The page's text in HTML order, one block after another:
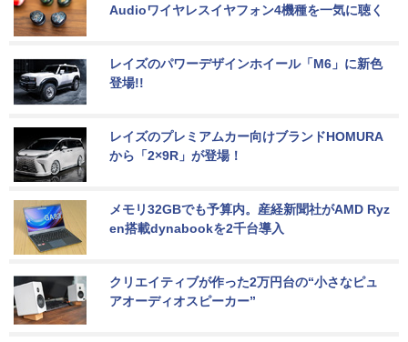
Audioワイヤレスイヤフォン4機種を一気に聴く
レイズのパワーデザインホイール「M6」に新色
登場!!
レイズのプレミアムカー向けブランドHOMURA
から「2×9R」が登場！
メモリ32GBでも予算内。産経新聞社がAMD Ryz
en搭載dynabookを2千台導入
クリエイティブが作った2万円台の“小さなピュ
アオーディオスピーカー”